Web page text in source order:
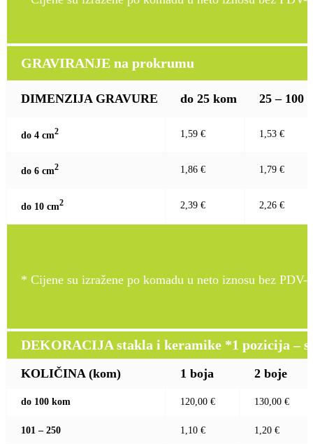
GRAVIRANJE na prokrumu
DIMENZIJA GRAVURE do 25 kom 25 – 100
do 4 cm2 1,59 € 1,53 €
do 6 cm2 1,86 € 1,79 €
do 10 cm2 2,39 € 2,26 €
* Cijene su izražene po komadu u neto iznosu bez PDV-
DEKORACIJA stakla i keramike *1 pozicija –
KOLIČINA (kom) 1 boja 2 boje
do 100 kom 120,00 € 130,00 €
101 – 250 1,10 € 1,20 €